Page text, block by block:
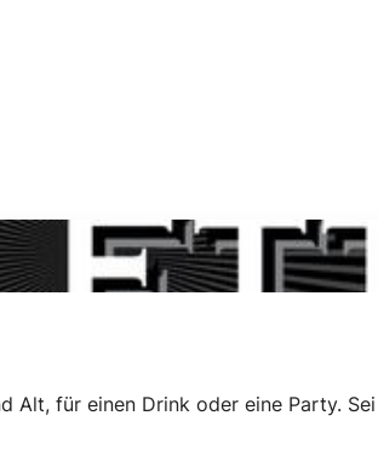
Alt, für einen Drink oder eine Party.